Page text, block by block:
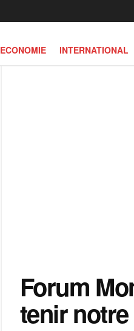
ECONOMIE INTERNATIONAL
Forum
tenir